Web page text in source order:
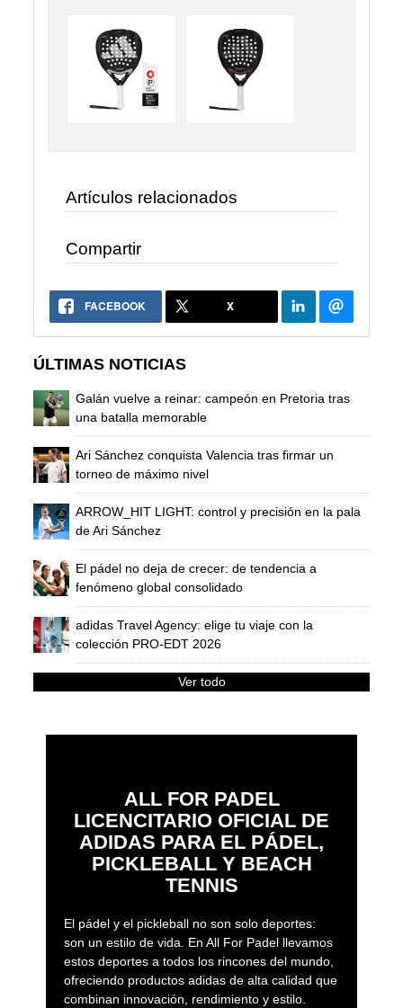
Artículos relacionados
Compartir
FACEBOOK X
ÚLTIMAS NOTICIAS
Galán vuelve a reinar: campeón en Pretoria tras
una batalla memorable
Ari Sánchez conquista Valencia tras firmar un
torneo de máximo nivel
ARROW_HIT LIGHT: control y precisión en la pala
de Ari Sánchez
El pádel no deja de crecer: de tendencia a
fenómeno global consolidado
adidas Travel Agency: elige tu viaje con la
colección PRO-EDT 2026
Ver todo
ALL FOR PADEL
LICENCITARIO OFICIAL DE
ADIDAS PARA EL PÁDEL,
PICKLEBALL Y BEACH
TENNIS
El pádel y el pickleball no son solo deportes:
son un estilo de vida. En All For Padel llevamos
estos deportes a todos los rincones del mundo,
ofreciendo productos adidas de alta calidad que
combinan innovación, rendimiento y estilo.